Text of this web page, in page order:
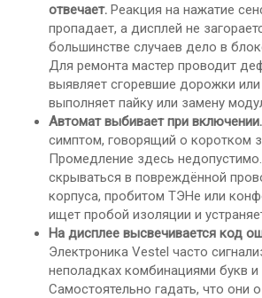
отвечает. Реакция на нажатие
пропадает, а дисплей не
большинстве случаев дело в
Для ремонта мастер проводит
выявляет сгоревшие дорожки
выполняет пайку или замену
Автомат выбивает при включении.
симптом, говорящий о коротком
Промедление здесь
скрываться в повреждённой
корпуса, пробитом ТЭНе или
ищет пробой изоляции и
На дисплее высвечивается код
Электроника Vestel часто
неполадках комбинациями букв и
Самостоятельно гадать, что они